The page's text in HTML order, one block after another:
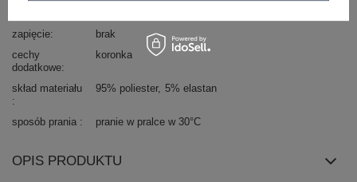
zapięcie
brak
cechy
dodatkowe
koronka
skład materiału 95% poliester 5% elastan
sposób prania pranie w pralce w 30°C
OPIS PRODUKTU